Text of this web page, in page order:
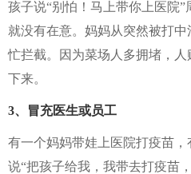
孩子说“别怕！马上带你上医院”
就没有在意。妈妈从突然被打
忙拦截。因为菜场人多拥堵，
下来。
3、冒充医生或员工
有一个妈妈带娃上医院打疫苗
说“把孩子给我，我带去打疫苗